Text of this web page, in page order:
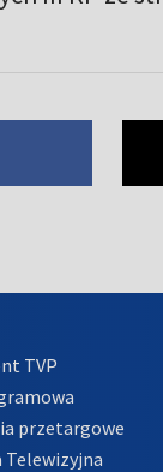
TVP
przetargowe
Telewizyjna